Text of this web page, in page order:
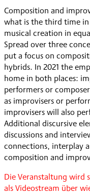
Composition and
what is the third time
musical creation in
Spread over three
put a focus on
hybrids. In 2021 the
home in both places:
performers or
as improvisers or
improvisers will also
Additional discursive
discussions and
connections, interplay
composition and
Die Veranstaltung wird
als Videostream über